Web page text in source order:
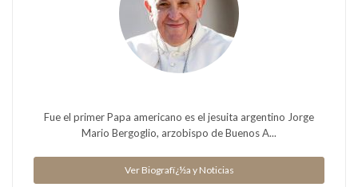
Fue el primer Papa americano es el jesuita argentino Jorge
Mario Bergoglio, arzobispo de Buenos A...
Ver Biografï¿½a y Noticias